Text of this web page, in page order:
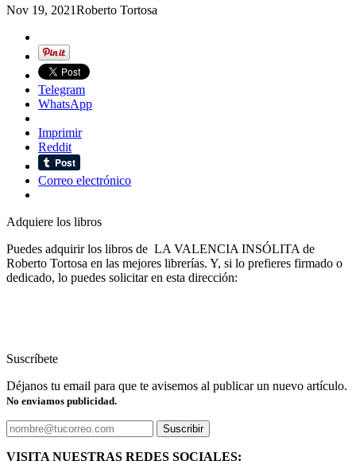
Nov 19, 2021Roberto Tortosa
Telegram
WhatsApp
Imprimir
Reddit
Correo electrónico
Adquiere los libros
Puedes adquirir los libros de LA VALENCIA INSÓLITA de
Roberto Tortosa en las mejores librerías. Y, si lo prefieres firmado o
dedicado, lo puedes solicitar en esta dirección:
Suscríbete
Déjanos tu email para que te avisemos al publicar un nuevo artículo.
No enviamos publicidad.
VISITA NUESTRAS REDES SOCIALES: